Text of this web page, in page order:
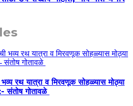
भव्य रथ यात्रा व मिरवणूक सोहळ्यास मोठ्या
संतोष गोतावळे